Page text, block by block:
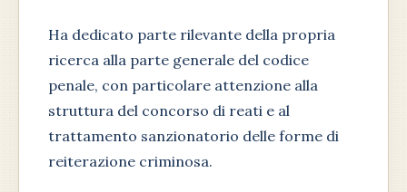
Ha dedicato parte rilevante della propria
ricerca alla parte generale del codice
penale, con particolare attenzione alla
struttura del concorso di reati e al
trattamento sanzionatorio delle forme di
reiterazione criminosa.